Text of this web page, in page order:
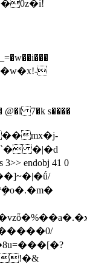

7�k s����
endobj 41 0